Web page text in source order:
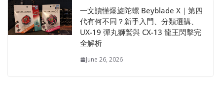
一文讀懂爆旋陀螺 Beyblade X｜第四
代有何不同？新手入門、分類選購、
UX-19 彈丸獅鷲與 CX-13 龍王閃擊完
全解析
June 26, 2026